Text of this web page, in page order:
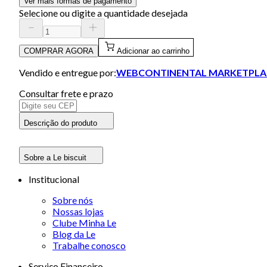
Selecione ou digite a quantidade desejada
COMPRAR AGORA Adicionar ao carrinho
Vendido e entregue por:WEBCONTINENTAL
Consultar frete e prazo
Descrição do produto
Sobre a Le biscuit
Institucional
Sobre nós
Nossas lojas
Clube Minha Le
Blog da Le
Trabalhe conosco